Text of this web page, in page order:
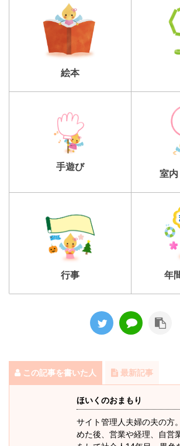
絵本
手遊び
室
行事 年
この記事を書いた人 最新記事
ほいくのおまもり
サイト管理人夫婦の夫の方
めた後、営業や経理、自営